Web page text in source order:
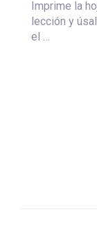
Imprime la
lección y
el …